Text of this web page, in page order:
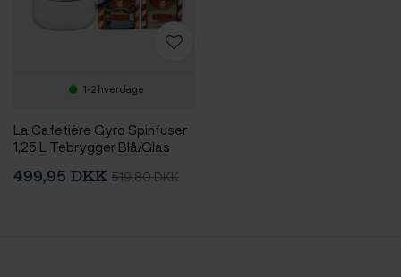
1-2 hverdage
La Cafetière Gyro Spinfuser
1,25 L Tebrygger Blå/Glas
Pyramidetebreve 3 x 12 stk
499,95 DKK 519,80 DKK